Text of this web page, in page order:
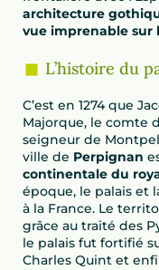
architecture
vue imprenable sur
L’histoire du
C’est en 1274 que
Majorque, le comte
seigneur de
ville de Perpignan
continentale du
époque, le palais et
à la France. Le
grâce au traité des
le palais fut fortifié
Charles Quint et